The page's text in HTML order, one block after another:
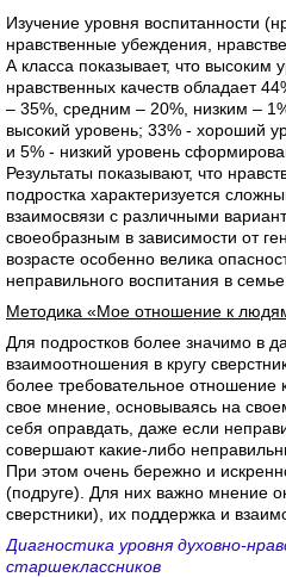
Изучение уровня воспитанности
нравственные убеждения,
А класса показывает, что
нравственных качеств обладает
– 35%, средним – 20%, низким –
высокий уровень; 33% - хороший
и 5% - низкий уровень
Результаты показывают, что
подростка характеризуется
взаимосвязи с различными
своеобразным в зависимости от
возрасте особенно велика
неправильного воспитания в семье.
Методика «Мое отношение к
Для подростков более значимо в
взаимоотношения в кругу
более требовательное отношение
свое мнение, основываясь на
себя оправдать, даже если
совершают какие-либо
При этом очень бережно и
(подруге). Для них важно мнение
сверстники), их поддержка и
Диагностика уровня духовно-
старшеклассников